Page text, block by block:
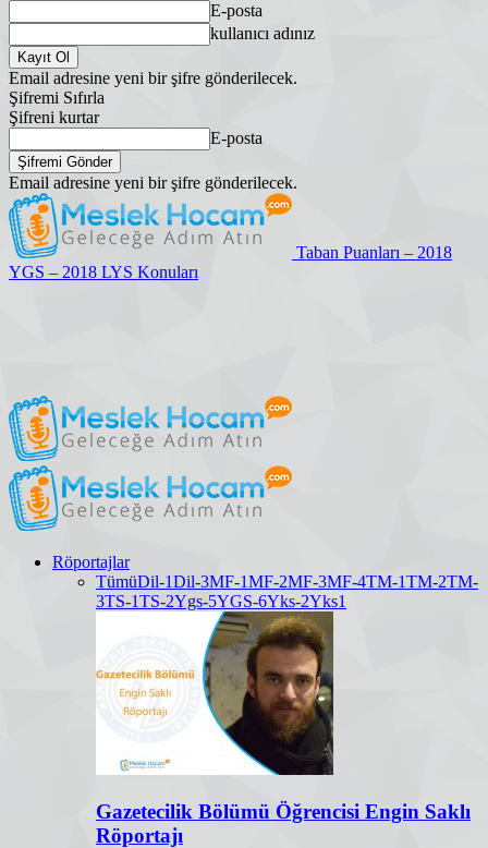
E-posta
kullanıcı adınız
Email adresine yeni bir şifre gönderilecek.
Şifremi Sıfırla
Şifreni kurtar
E-posta
Email adresine yeni bir şifre gönderilecek.
Taban Puanları – 2018
YGS – 2018 LYS Konuları
Röportajlar
TümüDil-1Dil-3MF-1MF-2MF-3MF-4TM-1TM-2TM-
3TS-1TS-2Ygs-5YGS-6Yks-2Yks1
Gazetecilik Bölümü Öğrencisi Engin Saklı
Röportajı